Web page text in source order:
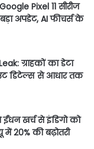
Pixel 11 सीरीज
अपडेट, AI फीचर्स के
ग्राहकों का डेटा
डिटेल्स से आधार तक
ईंधन खर्च से इंडिगो को
में 20% की बढ़ोतरी